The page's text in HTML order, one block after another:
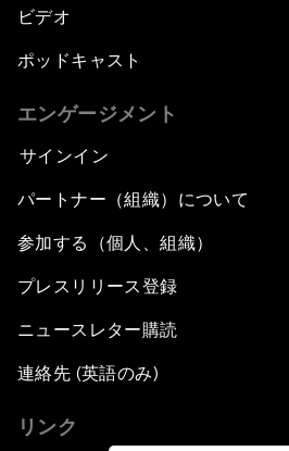
ビデオ
ポッドキャスト
エンゲージメント
サインイン
パートナー（組織）について
参加する（個人、組織）
プレスリリース登録
ニュースレター購読
連絡先 (英語のみ)
リンク